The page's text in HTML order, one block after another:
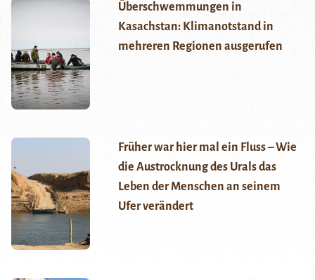
Überschwemmungen in
Kasachstan: Klimanotstand in
mehreren Regionen ausgerufen
Früher war hier mal ein Fluss – Wie
die Austrocknung des Urals das
Leben der Menschen an seinem
Ufer verändert